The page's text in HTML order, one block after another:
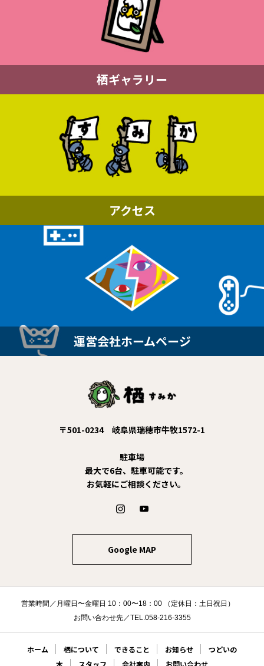
栖ギャラリー
アクセス
運営会社ホームページ
〒501-0234 岐阜県瑞穂市牛牧1572-1
駐車場
最大で6台、駐車可能です。
お気軽にご相談ください。
Google MAP
営業時間／月曜日〜金曜日 10：00〜18：00 （定休日：土日祝日）
お問い合わせ先／TEL.058-216-3355
ホーム 栖について できること お知らせ
つどいの
木
スタッフ 会社案内 お問い合わせ